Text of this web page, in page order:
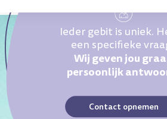
Ieder gebit is uniek.
een specifieke
Wij geven jou
persoonlijk
Contact opnemen